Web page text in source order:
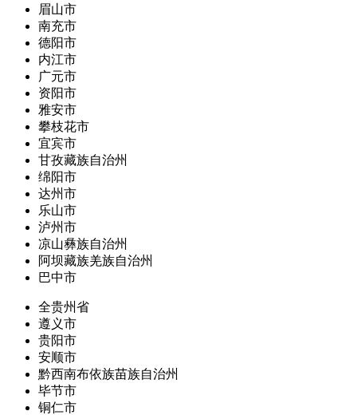
眉山市
南充市
德阳市
内江市
广元市
资阳市
雅安市
攀枝花市
宜宾市
甘孜藏族自治州
绵阳市
达州市
乐山市
泸州市
凉山彝族自治州
阿坝藏族羌族自治州
巴中市
全贵州省
遵义市
贵阳市
安顺市
黔西南布依族苗族自治州
毕节市
铜仁市